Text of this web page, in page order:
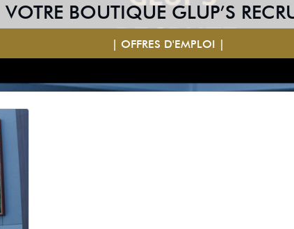
VOTRE BOUTIQUE GLUP’S
| OFFRES D'EMPLOI |